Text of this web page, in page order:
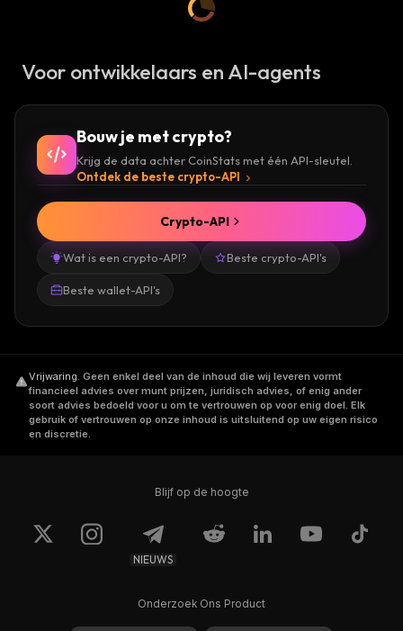
Voor ontwikkelaars en AI-agents
Bouw je met crypto?
Krijg de data achter CoinStats met één API-sleutel.
Ontdek de beste crypto-API
Wat is een crypto-API? Beste crypto-API's
Beste wallet-API's
Crypto-API
Vrijwaring. Geen enkel deel van de inhoud die wij leveren vormt
financieel advies over munt prijzen, juridisch advies, of enig ander
soort advies bedoeld voor u om te vertrouwen op voor enig doel. Elk
gebruik of vertrouwen op onze inhoud is uitsluitend op uw eigen risico
en discretie.
Blijf op de hoogte
NIEUWS
Onderzoek Ons Product